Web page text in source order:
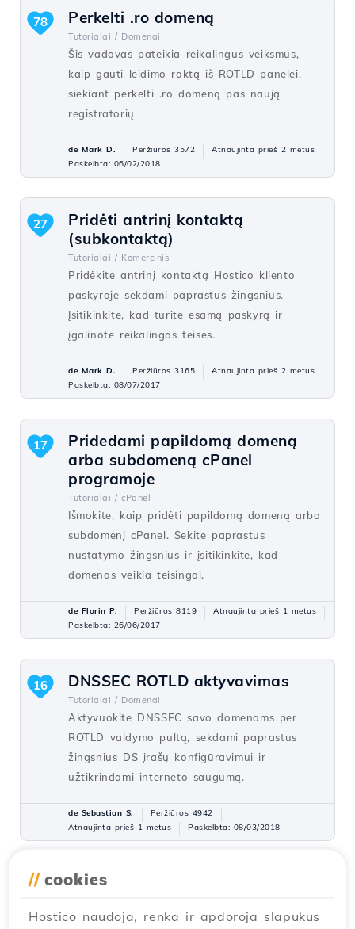
Perkelti .ro domeną
Tutorialai / Domenai
Šis vadovas pateikia reikalingus veiksmus,
kaip gauti leidimo raktą iš ROTLD panelei,
siekiant perkelti .ro domeną pas naują
registratorių.
78
de Mark D. Peržiūros 3572
Atnaujinta prieš 2 metus
Paskelbta: 06/02/2018
Pridėti antrinį kontaktą
(subkontaktą)
Tutorialai / Komercinis
Pridėkite antrinį kontaktą Hostico kliento
paskyroje sekdami paprastus žingsnius.
Įsitikinkite, kad turite esamą paskyrą ir
įgalinote reikalingas teises.
27
de Mark D. Peržiūros 3165
Atnaujinta prieš 2 metus
Paskelbta: 08/07/2017
Pridedami papildomą domeną
arba subdomeną cPanel
programoje
Tutorialai / cPanel
Išmokite, kaip pridėti papildomą domeną arba
subdomenį cPanel. Sekite paprastus
nustatymo žingsnius ir įsitikinkite, kad
domenas veikia teisingai.
17
de Florin P. Peržiūros 8119
Atnaujinta prieš 1 metus
Paskelbta: 26/06/2017
DNSSEC ROTLD aktyvavimas
Tutorialai / Domenai
Aktyvuokite DNSSEC savo domenams per
ROTLD valdymo pultą, sekdami paprastus
žingsnius DS įrašų konfigūravimui ir
užtikrindami interneto saugumą.
16
de Sebastian S.
Peržiūros 4942
Atnaujinta prieš 1 metus
Paskelbta: 08/03/2018
Kuriant ir nustatant
ROTLD panele
12
// cookies
Hostico naudoja, renka ir apdoroja slapukus